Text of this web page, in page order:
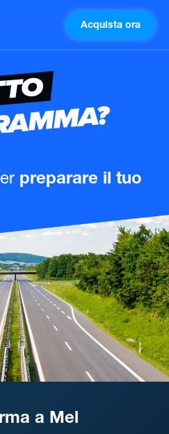
Acquista ora
preparare il tuo
a Mel